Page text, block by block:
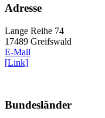
Adresse
Lange Reihe 74
17489 Greifswald
E-Mail
[Link]
Bundesländer